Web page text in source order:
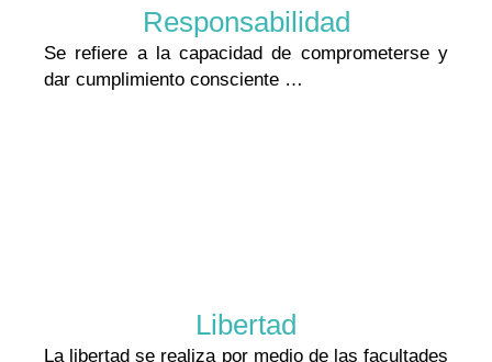
Responsabilidad
Se refiere a la capacidad de comprometerse y
dar cumplimiento consciente …
Libertad
La libertad se realiza por medio de las facultades